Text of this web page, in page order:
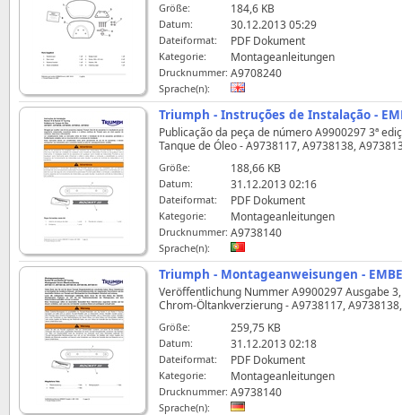
Größe: 184,6 KB
Datum: 30.12.2013 05:29
Dateiformat: PDF Dokument
Kategorie: Montageanleitungen
Drucknummer: A9708240
Sprache(n):
Triumph - Instruções de Instalação -
Publicação da peça de número A9900297 3ª
Tanque de Óleo - A9738117, A9738138,
Größe: 188,66 KB
Datum: 31.12.2013 02:16
Dateiformat: PDF Dokument
Kategorie: Montageanleitungen
Drucknummer: A9738140
Sprache(n):
Triumph - Montageanweisungen -
Veröffentlichung Nummer A9900297 Ausgabe
Chrom-Öltankverzierung - A9738117,
Größe: 259,75 KB
Datum: 31.12.2013 02:18
Dateiformat: PDF Dokument
Kategorie: Montageanleitungen
Drucknummer: A9738140
Sprache(n):